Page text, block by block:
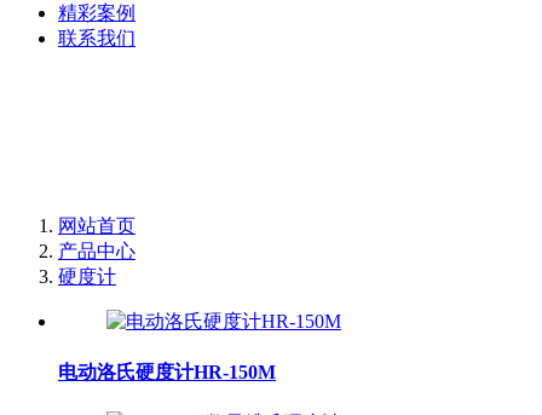
精彩案例
联系我们
网站首页
产品中心
硬度计
电动洛氏硬度计HR-150M